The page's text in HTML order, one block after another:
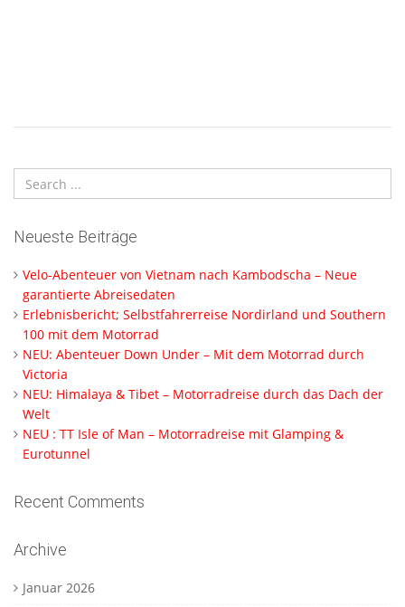
Neueste Beiträge
Velo-Abenteuer von Vietnam nach Kambodscha – Neue
garantierte Abreisedaten
Erlebnisbericht; Selbstfahrerreise Nordirland und Southern
100 mit dem Motorrad
NEU: Abenteuer Down Under – Mit dem Motorrad durch
Victoria
NEU: Himalaya & Tibet – Motorradreise durch das Dach der
Welt
NEU : TT Isle of Man – Motorradreise mit Glamping &
Eurotunnel
Recent Comments
Archive
Januar 2026